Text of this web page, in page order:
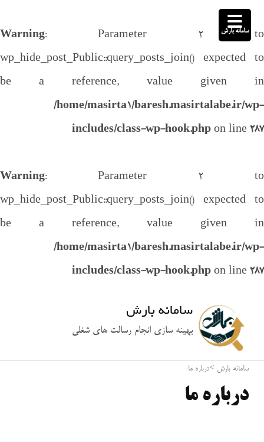
Warning: Parameter 2 to
wp_hide_post_Public::query_posts_join() expected to
be a reference, value given in
/home/masirta1/baresh.masirtalabe.ir/wp-
includes/class-wp-hook.php on line 287
Warning: Parameter 2 to
wp_hide_post_Public::query_posts_join() expected to
be a reference, value given in
/home/masirta1/baresh.masirtalabe.ir/wp-
includes/class-wp-hook.php on line 287
سامانه بارش
بهینه سازی انجام رسالت های شغلی
سامانه بارش >درباره ما
درباره ما
سامانه بارش